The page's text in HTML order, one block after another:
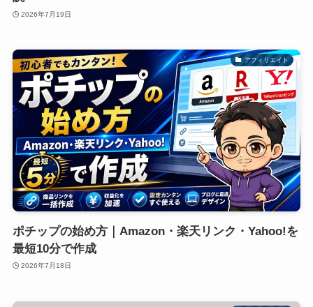
2026年7月19日
アフィリエイト
ポチップの始め方｜Amazon・楽天リンク・Yahoo!を
最短10分で作成
2026年7月18日